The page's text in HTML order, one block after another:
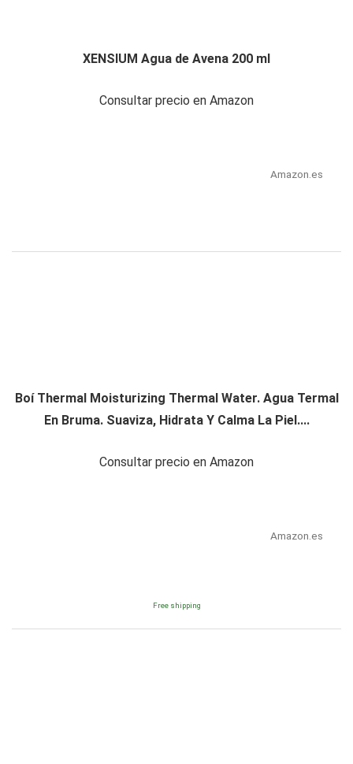
XENSIUM Agua de Avena 200 ml
Consultar precio en Amazon
Amazon.es
Boí Thermal Moisturizing Thermal Water. Agua Termal
En Bruma. Suaviza, Hidrata Y Calma La Piel....
Consultar precio en Amazon
Amazon.es
Free shipping